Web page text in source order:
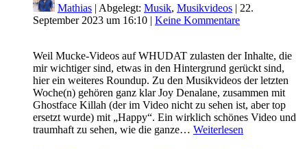
Mathias | Abgelegt: Musik, Musikvideos | 22.
September 2023 um 16:10 | Keine Kommentare
Weil Mucke-Videos auf WHUDAT zulasten der Inhalte, die
mir wichtiger sind, etwas in den Hintergrund gerückt sind,
hier ein weiteres Roundup. Zu den Musikvideos der letzten
Woche(n) gehören ganz klar Joy Denalane, zusammen mit
Ghostface Killah (der im Video nicht zu sehen ist, aber top
ersetzt wurde) mit „Happy“. Ein wirklich schönes Video und
traumhaft zu sehen, wie die ganze… Weiterlesen